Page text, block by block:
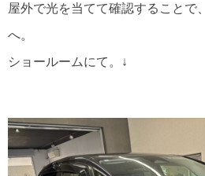
屋外で光を当てて確認することで
へ。
ショールームにて。↓